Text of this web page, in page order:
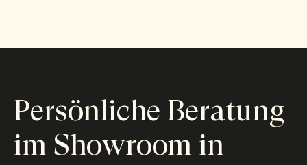
Persönliche Beratung
im Showroom in